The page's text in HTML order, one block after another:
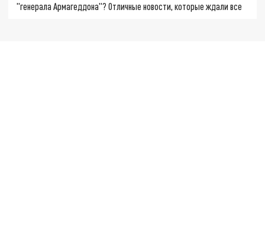
"генерала Армагеддона"? Отличные новости, которые ждали все